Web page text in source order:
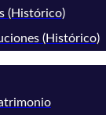
(Histórico)
(Histórico)